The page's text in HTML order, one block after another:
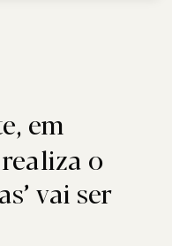
em
o
vai ser